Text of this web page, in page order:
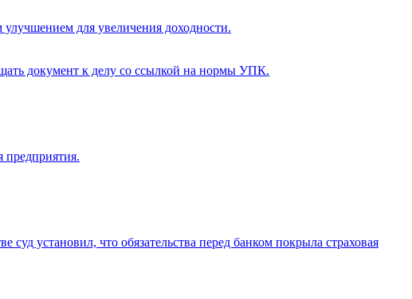
для увеличения доходности.
документ к делу со ссылкой на нормы УПК.
предприятия.
установил, что обязательства перед банком покрыла страховая